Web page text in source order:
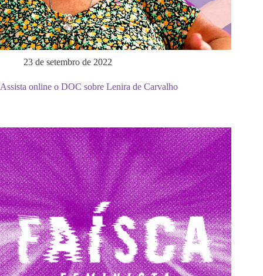
23 de setembro de 2022
Assista online o DOC sobre Lenira de Carvalho